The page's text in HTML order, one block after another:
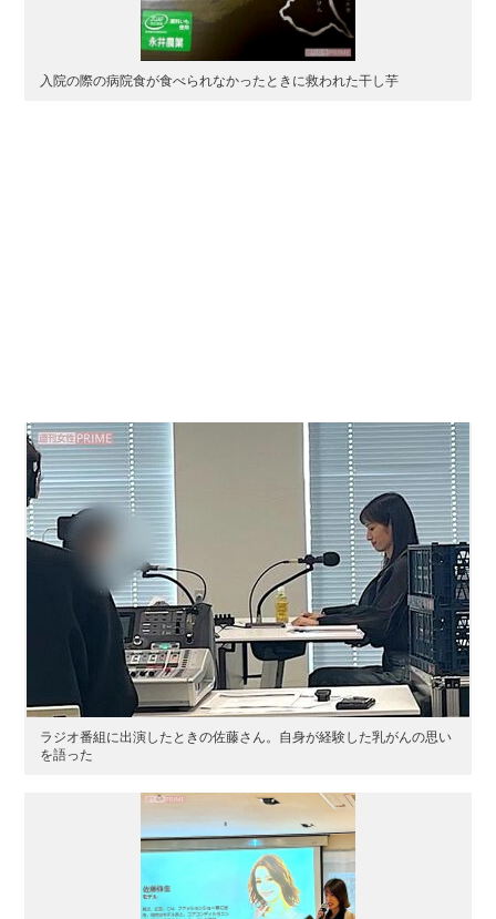
入院の際の病院食が食べられなかったときに救われた干し芋
ラジオ番組に出演したときの佐藤さん。自身が経験した乳がんの思い
を語った